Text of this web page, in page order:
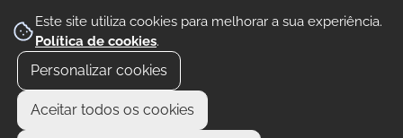
Este site utiliza cookies para melhorar a sua experiência.
Política de cookies.
Personalizar cookies
Aceitar todos os cookies